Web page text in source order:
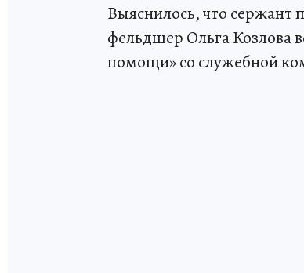
Выяснилось, что сержант
фельдшер Ольга Козлова
помощи» со служебной